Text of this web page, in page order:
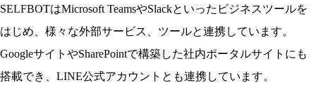
SELFBOTはMicrosoft TeamsやSlackといったビジネスツールを
はじめ、様々な外部サービス、ツールと連携しています。
GoogleサイトやSharePointで構築した社内ポータルサイトにも
搭載でき、LINE公式アカウントとも連携しています。